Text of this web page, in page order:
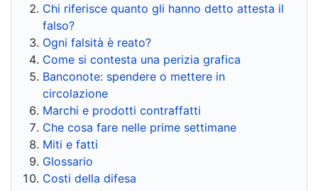
Chi riferisce quanto gli hanno detto attesta il
falso?
Ogni falsità è reato?
Come si contesta una perizia grafica
Banconote: spendere o mettere in
circolazione
Marchi e prodotti contraffatti
Che cosa fare nelle prime settimane
Miti e fatti
Glossario
Costi della difesa